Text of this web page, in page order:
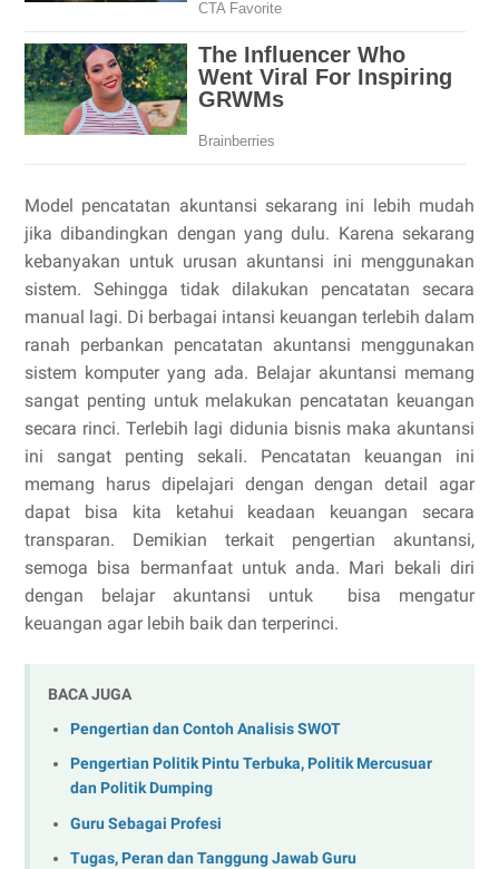
Model pencatatan akuntansi sekarang ini lebih mudah
jika dibandingkan dengan yang dulu. Karena sekarang
kebanyakan untuk urusan akuntansi ini menggunakan
sistem. Sehingga tidak dilakukan pencatatan secara
manual lagi. Di berbagai intansi keuangan terlebih dalam
ranah perbankan pencatatan akuntansi menggunakan
sistem komputer yang ada. Belajar akuntansi memang
sangat penting untuk melakukan pencatatan keuangan
secara rinci. Terlebih lagi didunia bisnis maka akuntansi
ini sangat penting sekali. Pencatatan keuangan ini
memang harus dipelajari dengan dengan detail agar
dapat bisa kita ketahui keadaan keuangan secara
transparan. Demikian terkait pengertian akuntansi,
semoga bisa bermanfaat untuk anda. Mari bekali diri
dengan belajar akuntansi untuk bisa mengatur
keuangan agar lebih baik dan terperinci.
BACA JUGA
Pengertian dan Contoh Analisis SWOT
Pengertian Politik Pintu Terbuka, Politik Mercusuar
dan Politik Dumping
Guru Sebagai Profesi
Tugas, Peran dan Tanggung Jawab Guru